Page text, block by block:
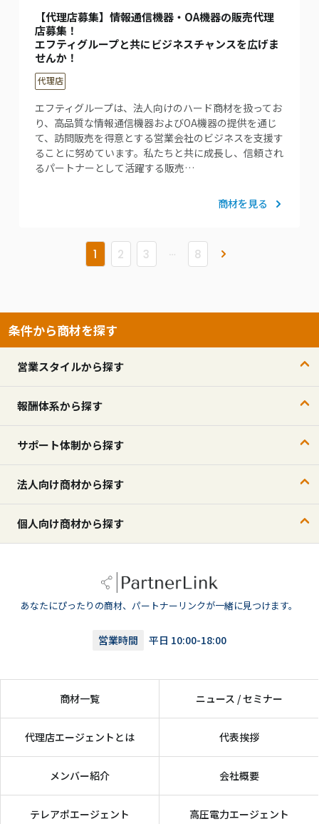
【代理店募集】情報通信機器・OA機器の販売代理
店募集！
エフティグループと共にビジネスチャンスを広げま
せんか！
代理店
エフティグループは、法人向けのハード商材を扱ってお
り、高品質な情報通信機器およびOA機器の提供を通じ
て、訪問販売を得意とする営業会社のビジネスを支援す
ることに努めています。私たちと共に成長し、信頼され
るパートナーとして活躍する販売…
商材を見る
1 2 3 … 8
条件から商材を探す
営業スタイルから探す
報酬体系から探す
サポート体制から探す
法人向け商材から探す
個人向け商材から探す
あなたにぴったりの商材、パートナーリンクが一緒に見つけます。
営業時間 平日 10:00-18:00
商材一覧 ニュース / セミナー
代理店エージェントとは 代表挨拶
メンバー紹介 会社概要
テレアポエージェント 高圧電力エージェント